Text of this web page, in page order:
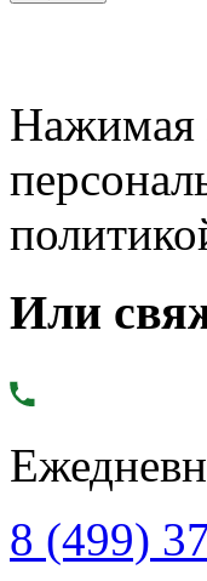
Нажимая
Или
8 (499)